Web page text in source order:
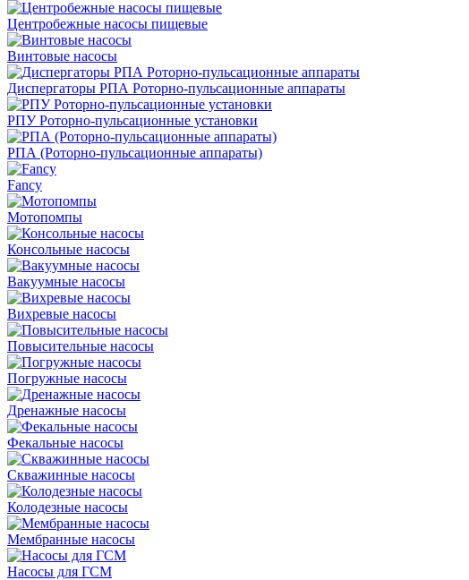
Центробежные насосы пищевые
Винтовые насосы
Диспергаторы РПА Роторно-пульсационные аппараты
РПУ Роторно-пульсационные установки
РПА (Роторно-пульсационные аппараты)
Fancy
Мотопомпы
Консольные насосы
Вакуумные насосы
Вихревые насосы
Повысительные насосы
Погружные насосы
Дренажные насосы
Фекальные насосы
Скважинные насосы
Колодезные насосы
Мембранные насосы
Насосы для ГСМ